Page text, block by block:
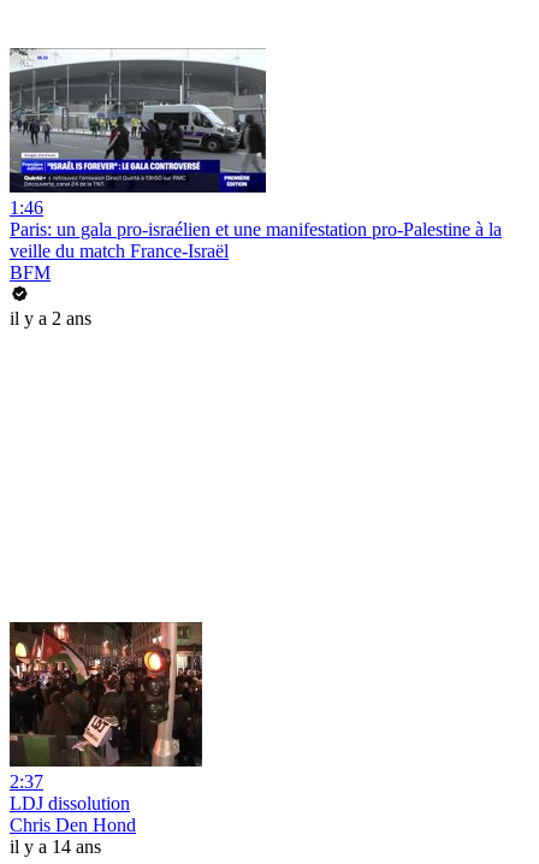
1:46
Paris: un gala pro-israélien et une manifestation pro-Palestine à la
veille du match France-Israël
BFM
il y a 2 ans
2:37
LDJ dissolution
Chris Den Hond
il y a 14 ans